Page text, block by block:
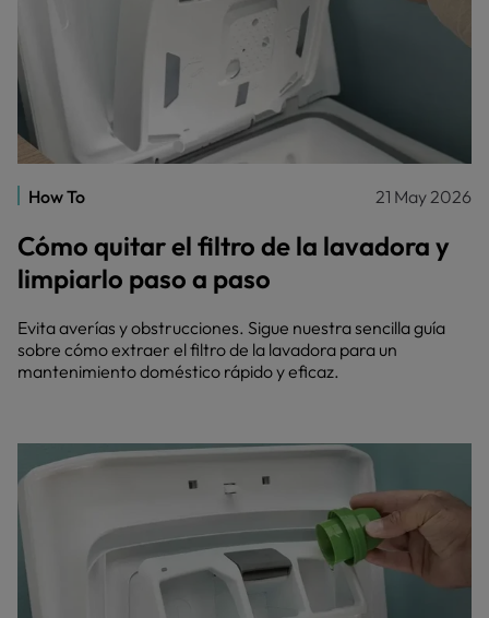
How To 21 May 2026
Cómo quitar el filtro de la lavadora y
limpiarlo paso a paso
Evita averías y obstrucciones. Sigue nuestra sencilla guía
sobre cómo extraer el filtro de la lavadora para un
mantenimiento doméstico rápido y eficaz.